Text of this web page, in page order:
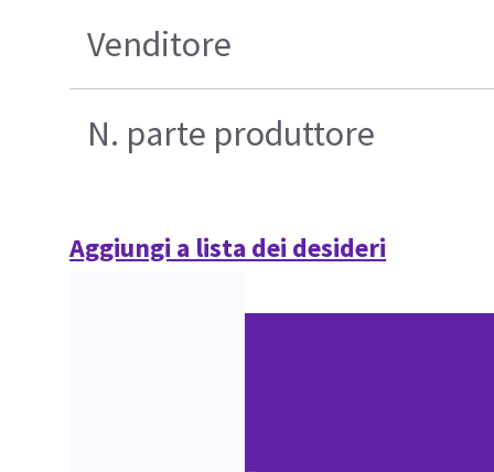
Venditore
N. parte produttore
Aggiungi a lista dei desideri